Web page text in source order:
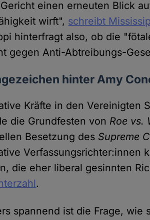
einen erneuten Blick
wirft", schreibt
hinterfragt also, ob die
gegen Anti-Abtreibungs-
hinter Amy
Kräfte in den Vereinigten
die Grundfesten von Roe vs.
Besetzung des Supreme
Verfassungsrichter:innen
die eher liberal gesinnten
.
spannend ist die Frage, wie